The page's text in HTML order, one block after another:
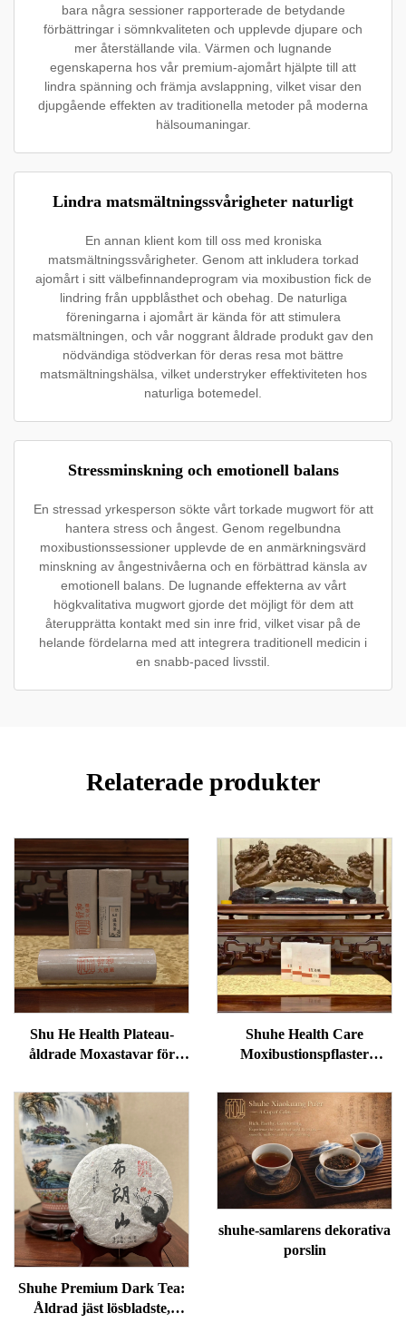
bara några sessioner rapporterade de betydande
förbättringar i sömnkvaliteten och upplevde djupare och
mer återställande vila. Värmen och lugnande
egenskaperna hos vår premium-ajomårt hjälpte till att
lindra spänning och främja avslappning, vilket visar den
djupgående effekten av traditionella metoder på moderna
hälsoumaningar.
Lindra matsmältningssvårigheter naturligt
En annan klient kom till oss med kroniska
matsmältningssvårigheter. Genom att inkludera torkad
ajomårt i sitt välbefinnandeprogram via moxibustion fick de
lindring från uppblåsthet och obehag. De naturliga
föreningarna i ajomårt är kända för att stimulera
matsmältningen, och vår noggrant åldrade produkt gav den
nödvändiga stödverkan för deras resa mot bättre
matsmältningshälsa, vilket understryker effektiviteten hos
naturliga botemedel.
Stressminskning och emotionell balans
En stressad yrkesperson sökte vårt torkade mugwort för att
hantera stress och ångest. Genom regelbundna
moxibustionssessioner upplevde de en anmärkningsvärd
minskning av ångestnivåerna och en förbättrad känsla av
emotionell balans. De lugnande effekterna av vårt
högkvalitativa mugwort gjorde det möjligt för dem att
återupprätta kontakt med sin inre frid, vilket visar på de
helande fördelarna med att integrera traditionell medicin i
en snabb-paced livsstil.
Relaterade produkter
Shu He Health Plateau-
åldrade Moxastavar för
fuktreducering och
meridianvärme
Shuhe Health Care
Moxibustionspflaster
svullnader under ögonen,
återställa vitalitet och
avblockera meridianer.
Shuhe Premium Dark Tea:
Åldrad jäst lösbladste,
shuhe-samlarens dekorativa
porslin